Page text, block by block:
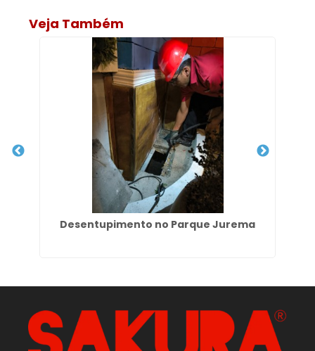
Veja Também
Desentupimento no Parque Jurema